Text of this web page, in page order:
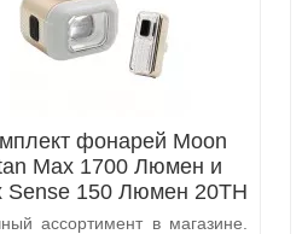
фонарей Moon
Max 1700 Люмен и
Sense 150 Люмен 20TH
Anniversary Edition
ассортимент в магазине.